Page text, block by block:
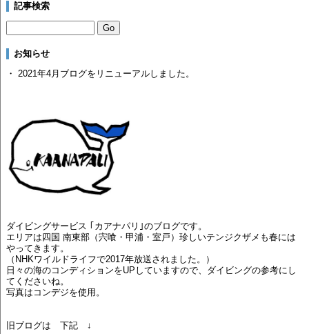
記事検索
お知らせ
・ 2021年4月ブログをリニューアルしました。
ダイビングサービス ｢カアナパリ｣のブログです。
エリアは四国 南東部（宍喰・甲浦・室戸）珍しいテンジクザメも春には
やってきます。
（NHKワイルドライフで2017年放送されました。）
日々の海のコンディションをUPしていますので、ダイビングの参考にし
てくださいね。
写真はコンデジを使用。
旧ブログは 下記 ↓